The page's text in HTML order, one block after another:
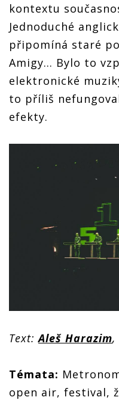
kontextu
Jednoduché
připomíná staré
Amigy... Bylo to
elektronické
to příliš
efekty.
Text:Aleš Harazim,
Témata:
open air, festival,